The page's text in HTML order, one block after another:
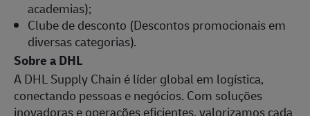
academias);
Clube de desconto (Descontos promocionais em
diversas categorias).
Sobre a DHL
A DHL Supply Chain é líder global em logística,
conectando pessoas e negócios. Com soluções
inovadoras e operações eficientes, valorizamos cada